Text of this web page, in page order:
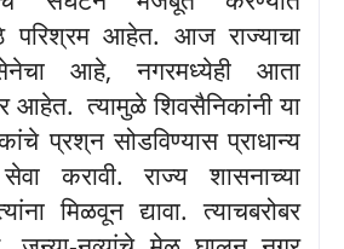
परिश्रम आहेत. आज राज्याचा
आहे,नगरमध्येही आता
आहेत.त्यामुळे शिवसैनिकांनी या
प्रश्न सोडविण्यास प्राधान्य
करावी.राज्य शासनाच्या
मिळवून द्यावा.त्याचबरोबर